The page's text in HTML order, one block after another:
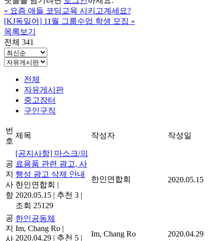
« 요즘 애들 코딩교육 시키고계세요?
[KJ독일어] 11월 그룹수업 학생 모집 »
목록보기
전체 341
전체
자유게시판
중고장터
구인구직
번
호
제목 작성자 작성일
공
지
사
항
[공지사항] 마스크/의
료용품 관련 광고, 사
행성 광고 삭제 안내
한인연합회 |
2020.05.15 | 추천 3 |
조회 25129
한인연합회 2020.05.15
공
지
사
한인공동체
Im, Chang Ro |
2020.04.29 | 추천 5 |
Im, Chang Ro 2020.04.29